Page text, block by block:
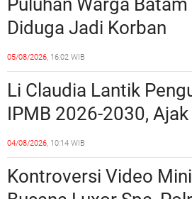
Perundang-undangan
Puluhan Warga Batam
Diduga Jadi Korban
Penipuan Kavling
Miliaran Rupiah,
Polda Kepri Jalan di
Tempat?
05/08/2026, 16:02 WIB
Li Claudia Lantik
IPMB 2026-2030, Ajak
Perkuat Kerukunan dan
Sinergi dengan Pemko
Batam
04/08/2026, 10:14 WIB
Kontroversi Video